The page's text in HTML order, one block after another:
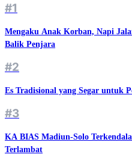
#1
Mengaku Anak Korban, Napi
Balik Penjara
#2
Es Tradisional yang Segar untuk
#3
KA BIAS Madiun-Solo
Terlambat